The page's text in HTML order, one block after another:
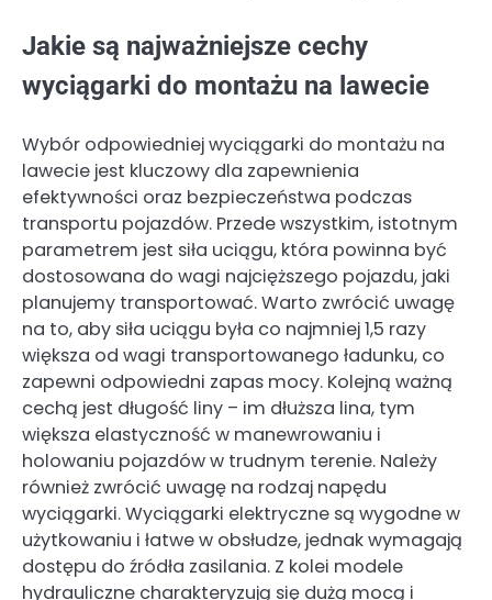
Jakie są najważniejsze cechy
wyciągarki do montażu na lawecie
Wybór odpowiedniej wyciągarki do montażu na
lawecie jest kluczowy dla zapewnienia
efektywności oraz bezpieczeństwa podczas
transportu pojazdów. Przede wszystkim, istotnym
parametrem jest siła uciągu, która powinna być
dostosowana do wagi najcięższego pojazdu, jaki
planujemy transportować. Warto zwrócić uwagę
na to, aby siła uciągu była co najmniej 1,5 razy
większa od wagi transportowanego ładunku, co
zapewni odpowiedni zapas mocy. Kolejną ważną
cechą jest długość liny – im dłuższa lina, tym
większa elastyczność w manewrowaniu i
holowaniu pojazdów w trudnym terenie. Należy
również zwrócić uwagę na rodzaj napędu
wyciągarki. Wyciągarki elektryczne są wygodne w
użytkowaniu i łatwe w obsłudze, jednak wymagają
dostępu do źródła zasilania. Z kolei modele
hydrauliczne charakteryzują się dużą mocą i